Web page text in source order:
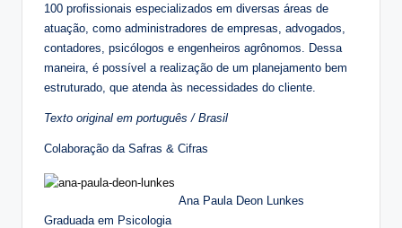
100 profissionais especializados em diversas áreas de
atuação, como administradores de empresas, advogados,
contadores, psicólogos e engenheiros agrônomos. Dessa
maneira, é possível a realização de um planejamento bem
estruturado, que atenda às necessidades do cliente.
Texto original em português / Brasil
Colaboração da Safras & Cifras
Ana Paula Deon Lunkes
Graduada em Psicologia